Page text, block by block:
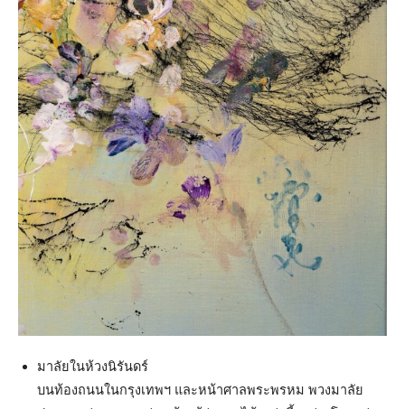
มาลัยในห้วงนิรันดร์
บนท้องถนนในกรุงเทพฯ และหน้าศาลพระพรหม พวงมาลัย